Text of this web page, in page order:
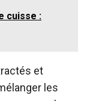
cuisse :
et
les